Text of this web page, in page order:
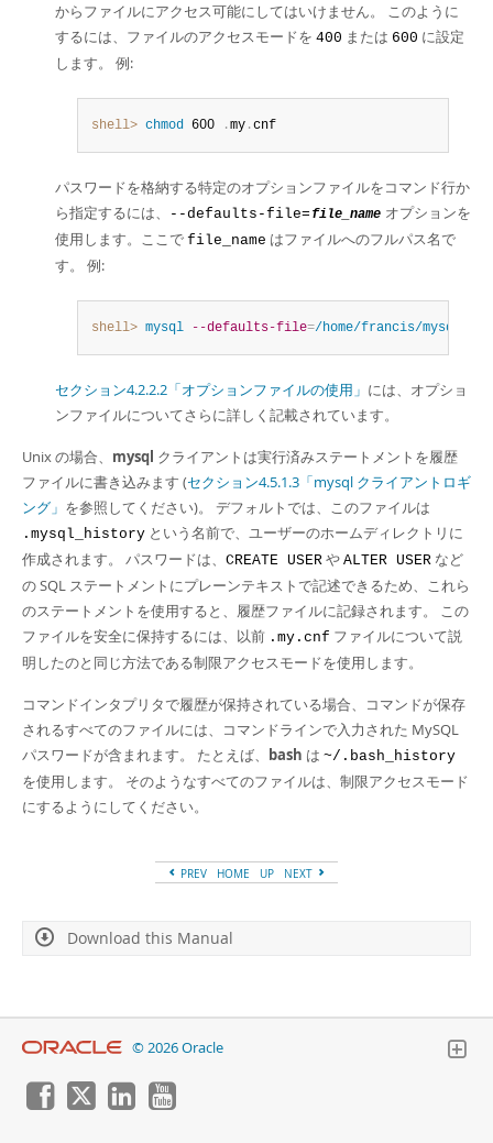
からファイルにアクセス可能にしてはいけません。 このように
するには、ファイルのアクセスモードを 400 または 600 に設定
します。 例:
shell> chmod 600 .my .cnf
パスワードを格納する特定のオプションファイルをコマンド行か
ら指定するには、
--defaults-file= file_name オプションを
使用します。ここで file_name はファイルへのフルパス名で
す。 例:
shell> mysql --defaults-file=/home/francis/mysql-
セクション4.2.2.2「オプションファイルの使用」 には、オプショ
ンファイルについてさらに詳しく記載されています。
Unix の場合、 mysql クライアントは実行済みステートメントを履歴
ファイルに書き込みます (セクション4.5.1.3「mysql クライアントロギ
ング」 を参照してください)。 デフォルトでは、このファイルは
.mysql_history という名前で、ユーザーのホームディレクトリに
作成されます。 パスワードは、 CREATE USER や ALTER USER など
の SQL ステートメントにプレーンテキストで記述できるため、これら
のステートメントを使用すると、履歴ファイルに記録されます。 この
ファイルを安全に保持するには、以前 .my.cnf ファイルについて説
明したのと同じ方法である制限アクセスモードを使用します。
コマンドインタプリタで履歴が保持されている場合、コマンドが保存
されるすべてのファイルには、コマンドラインで入力された MySQL
パスワードが含まれます。 たとえば、 bash は ~/.bash_history
を使用します。 そのようなすべてのファイルは、制限アクセスモード
にするようにしてください。
PREV HOME UP NEXT
Download this Manual
© 2026 Oracle